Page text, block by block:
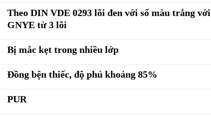
Theo DIN VDE 0293 lõi đen với số màu trắng với
GNYE từ 3 lõi
Bị mắc kẹt trong nhiều lớp
Đồng bện thiếc, độ phủ khoảng 85%
PUR